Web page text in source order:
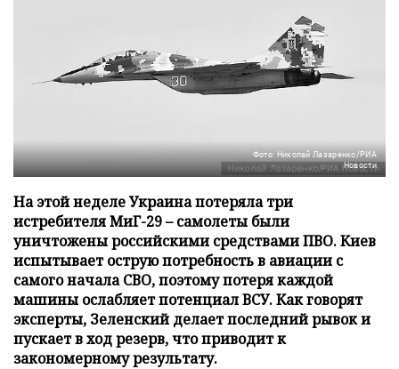
Фото: Николай Лазаренко/РИА
Новости
На этой неделе Украина потеряла три
истребителя МиГ-29 – самолеты были
уничтожены российскими средствами ПВО. Киев
испытывает острую потребность в авиации с
самого начала СВО, поэтому потеря каждой
машины ослабляет потенциал ВСУ. Как говорят
эксперты, Зеленский делает последний рывок и
пускает в ход резерв, что приводит к
закономерному результату.